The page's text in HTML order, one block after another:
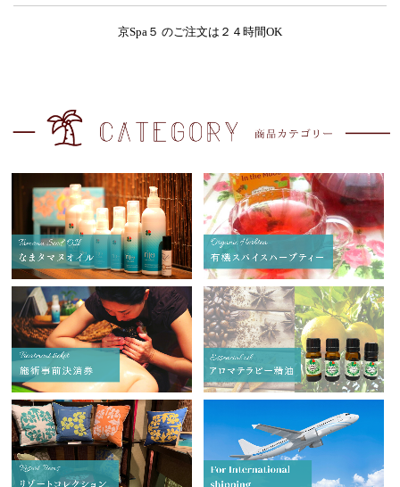
京Spa５ のご注文は２４時間OK